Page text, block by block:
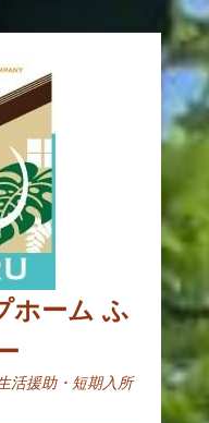
ホーム ふ
活援助・短期入所